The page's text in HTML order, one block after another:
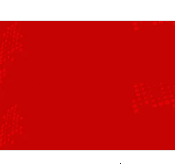
لاستكمال إجراءات التوطين البنكي